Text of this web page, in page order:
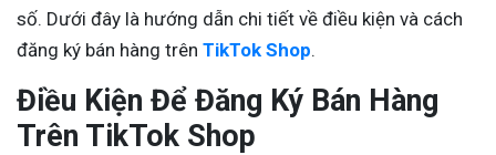
số. Dưới đây là hướng dẫn chi tiết về điều kiện và cách
đăng ký bán hàng trên TikTok Shop.
Điều Kiện Để Đăng Ký Bán Hàng
Trên TikTok Shop